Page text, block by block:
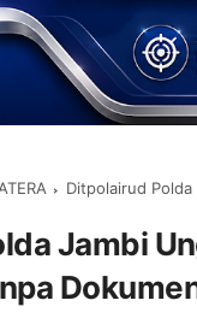
Ditpolairud Polda
Jambi